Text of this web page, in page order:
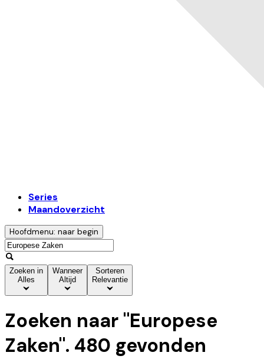
Series
Maandoverzicht
Hoofdmenu: naar begin
Zoeken in
Alles
Wanneer
Altijd
Sorteren
Relevantie
Zoeken naar "Europese
Zaken". 480 gevonden